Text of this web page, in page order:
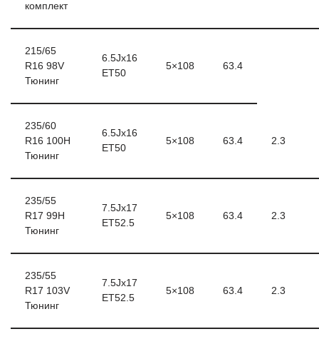
комплект
215/65
R16 98V
Тюнинг
6.5Jx16
ET50
5×108 63.4
235/60
R16 100H
Тюнинг
6.5Jx16
ET50
5×108 63.4 2.3
235/55
R17 99H
Тюнинг
7.5Jx17
ET52.5
5×108 63.4 2.3
235/55
R17 103V
Тюнинг
7.5Jx17
ET52.5
5×108 63.4 2.3